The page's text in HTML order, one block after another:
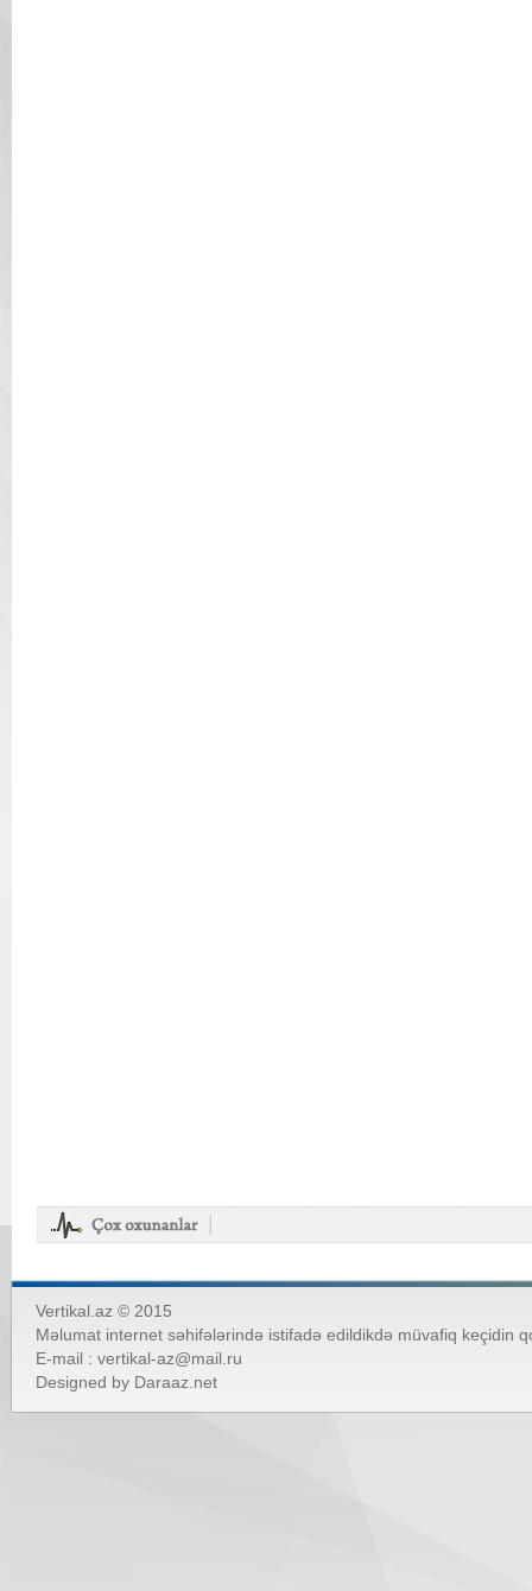
Vertikal.az © 2015
Məlumat internet səhifələrində istifadə edildikdə müvafiq keçidin
E-mail : vertikal-az@mail.ru
Designed by Daraaz.net